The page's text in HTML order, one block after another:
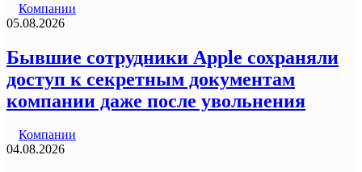
Компании
05.08.2026
Бывшие сотрудники Apple сохраняли
доступ к секретным документам
компании даже после увольнения
Компании
04.08.2026